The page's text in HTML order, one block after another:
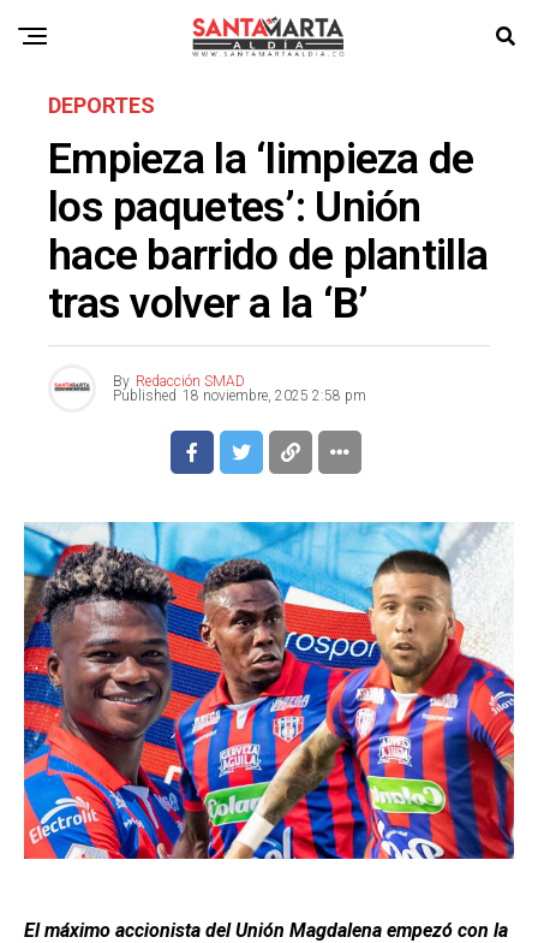
DEPORTES
Empieza la ‘limpieza de
los paquetes’: Unión
hace barrido de plantilla
tras volver a la ‘B’
By Redacción SMAD
Published 18 noviembre, 2025 2:58 pm
El máximo accionista del Unión Magdalena empezó con la